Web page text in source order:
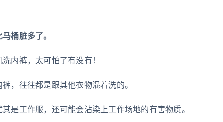
桶脏多了。
内裤，太可怕了有没有！
，往往都是跟其他衣物混着洗的。
是工作服，还可能会沾染上工作场地的有害物质。